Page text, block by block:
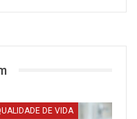
DE VIDA